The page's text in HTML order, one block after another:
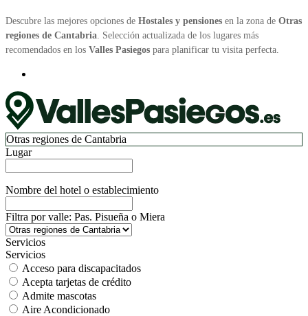
Descubre las mejores opciones de Hostales y pensiones en la zona de Otras
regiones de Cantabria . Selección actualizada de los lugares más
recomendados en los Valles Pasiegos para planificar tu visita perfecta.
Otras regiones de Cantabria
Lugar
Nombre del hotel o establecimiento
Filtra por valle: Pas. Pisueña o Miera
Servicios
Servicios
Acceso para discapacitados
Acepta tarjetas de crédito
Admite mascotas
Aire Acondicionado